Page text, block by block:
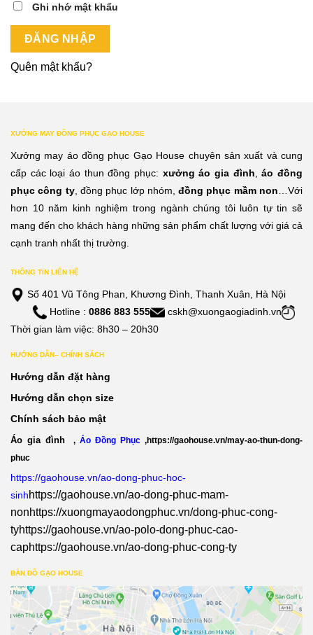
Ghi nhớ mật khẩu
ĐĂNG NHẬP
Quên mật khẩu?
XƯỞNG MAY ĐỒNG PHỤC GẠO HOUSE
Xưởng may áo đồng phục Gạo House chuyên sản xuất và cung
cấp các loại áo thun đồng phục: xưởng áo gia đình,áo đồng
phục công ty, đồng phục lớp nhóm,đồng phục mầm non…Với
hơn 10 năm kinh nghiệm trong ngành chúng tôi luôn tự tin sẽ
mang đến cho khách hàng những sản phẩm chất lượng với giá cả
cạnh tranh nhất thị trường.
THÔNG TIN LIÊN HỆ
Số 401 Vũ Tông Phan, Khương Đình, Thanh Xuân, Hà Nội
Hotline : 0886 883 555
cskh@xuongaogiadinh.vn
Thời gian làm việc: 8h30 – 20h30
HƯỚNG DẪN– CHÍNH SÁCH
Hướng dẫn đặt hàng
Hướng dẫn chọn size
Chính sách bảo mật
Áo gia đình Áo Đồng Phục
https://gaohouse.vn/may-ao-thun-dong-
phuc
https://gaohouse.vn/ao-dong-phuc-hoc-
sinhhttps://gaohouse.vn/ao-dong-phuc-mam-
nonhttps://xuongmayaodongphuc.vn/dong-phuc-cong-
tyhttps://gaohouse.vn/ao-polo-dong-phuc-cao-
caphttps://gaohouse.vn/ao-dong-phuc-cong-ty
BẢN ĐỒ GẠO HOUSE